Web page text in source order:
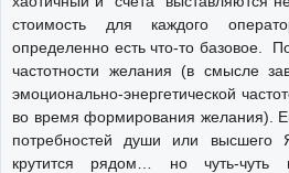
стоимость для каждого
определенно есть что-то базовое.
частотности желания (в смысле
эмоционально-энергетической
во время формирования желания).
потребностей души или
крутится рядом… но чуть-чуть